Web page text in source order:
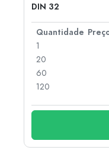
DIN 32
Quantidade
1
20
60
120